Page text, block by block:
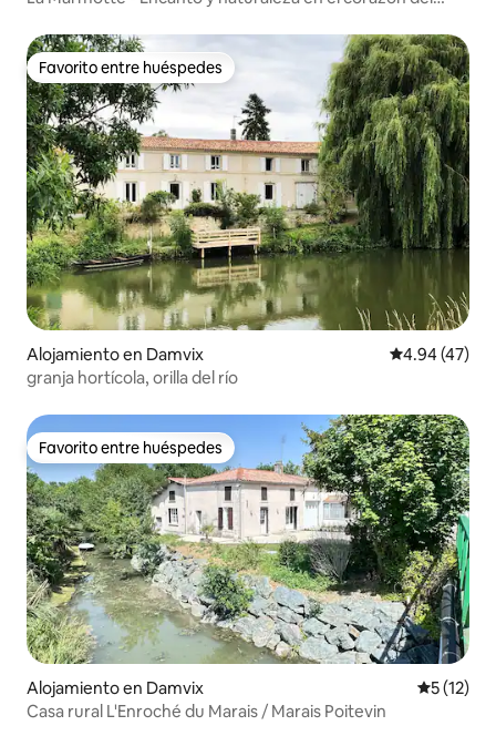
Favorito entre huéspedes
Favorito entre huéspedes
Alojamiento en Damvix Calificación
4.94 (47)
granja hortícola, orilla del río
Favorito entre huéspedes
Favorito entre huéspedes
Alojamiento en Damvix
5 (12)
Casa rural L'Enroché du Marais / Marais Poitevin